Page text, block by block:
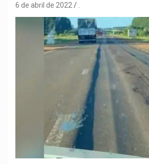
6 de abril de 2022